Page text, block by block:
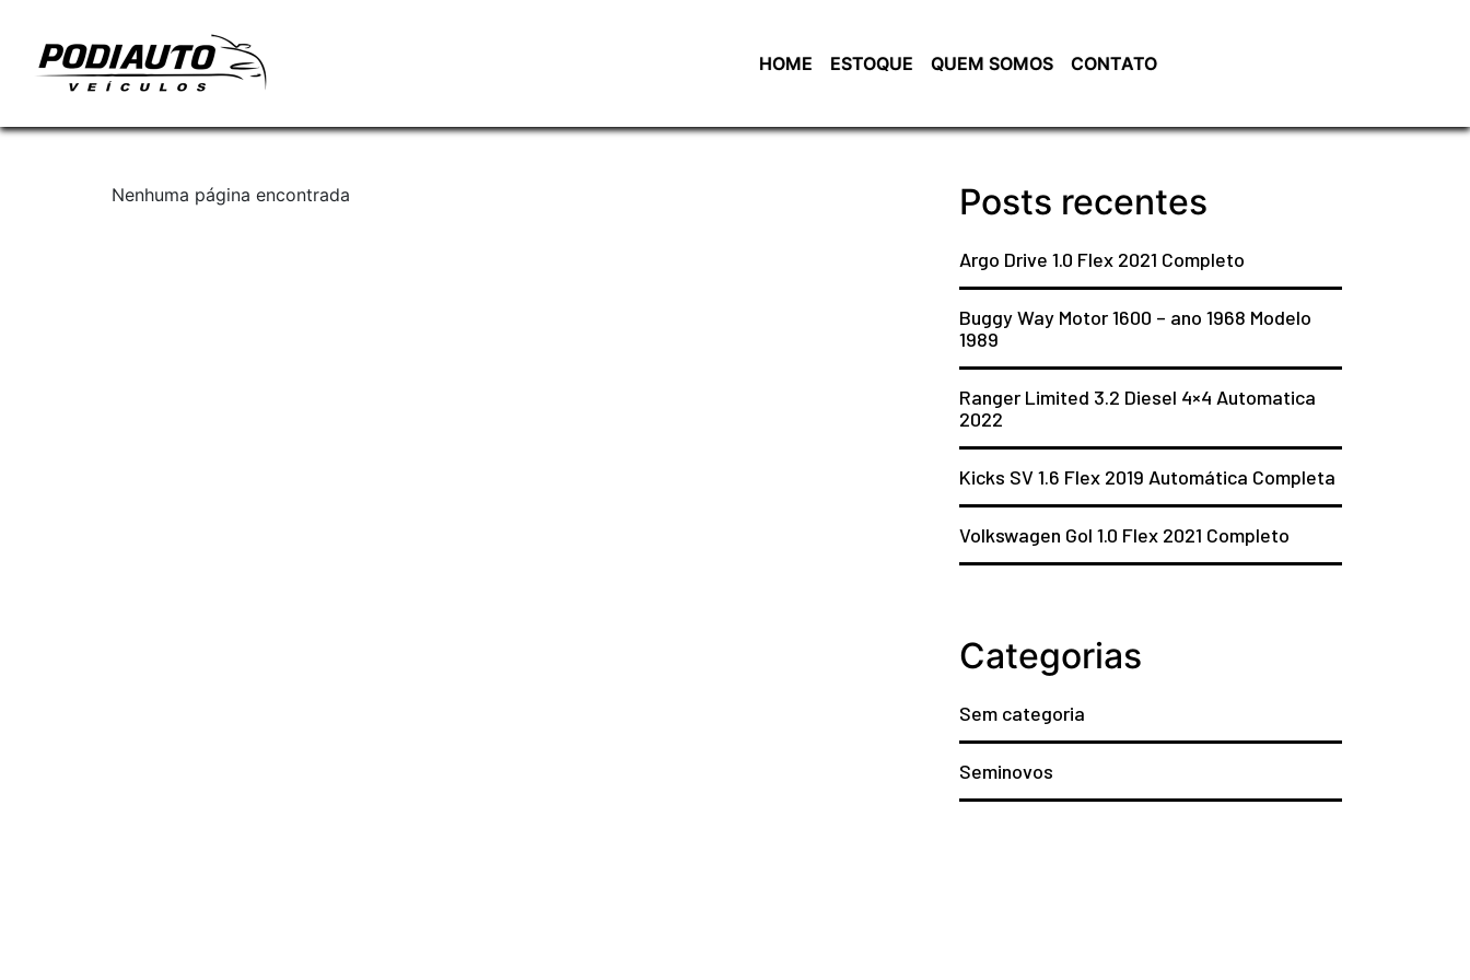
HOME ESTOQUE QUEM SOMOS CONTATO
Nenhuma página encontrada Posts recentes
Argo Drive 1.0 Flex 2021 Completo
Buggy Way Motor 1600 – ano 1968 Modelo
1989
Ranger Limited 3.2 Diesel 4×4 Automatica
2022
Kicks SV 1.6 Flex 2019 Automática Completa
Volkswagen Gol 1.0 Flex 2021 Completo
Categorias
Sem categoria
Seminovos